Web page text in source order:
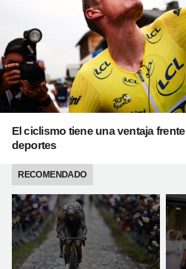
El ciclismo tiene una ventaja
deportes
RECOMENDADO